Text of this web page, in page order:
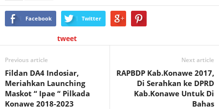
Facebook Twitter
tweet
Previous article
Fildan DA4 Indosiar,
Meriahkan Launching
Maskot “ Ipae “ Pilkada
Konawe 2018-2023
Next article
RAPBDP Kab.Konawe 2017,
Di Serahkan ke DPRD
Kab.Konawe Untuk Di
Bahas